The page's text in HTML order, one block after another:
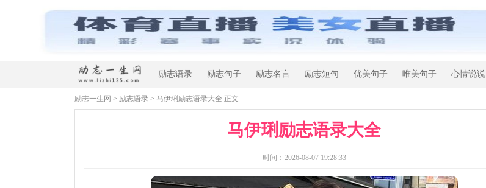
励志语录 励志句子 励志名言 励志短句 优美句子 唯美句子 心情说说
励志一生网 > 励志语录 > 马伊琍励志语录大全 正文
马伊琍励志语录大全
时间：2026-08-07 19:28:33